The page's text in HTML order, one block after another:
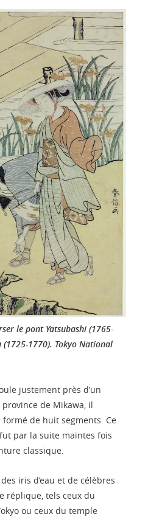
le pont Yatsubashi (1765-
(1725-1770). Tokyo National
justement près d’un
de Mikawa, il
de huit segments. Ce
, fut par la suite maintes fois
classique.
iris d’eau et de célèbres
réplique, tels ceux du
ou ceux du temple